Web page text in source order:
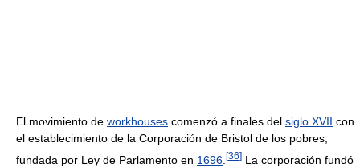
El movimiento de workhouses comenzó a finales del siglo XVII con
el establecimiento de la Corporación de Bristol de los pobres,
fundada por Ley de Parlamento en 1696 [36] La corporación fundó